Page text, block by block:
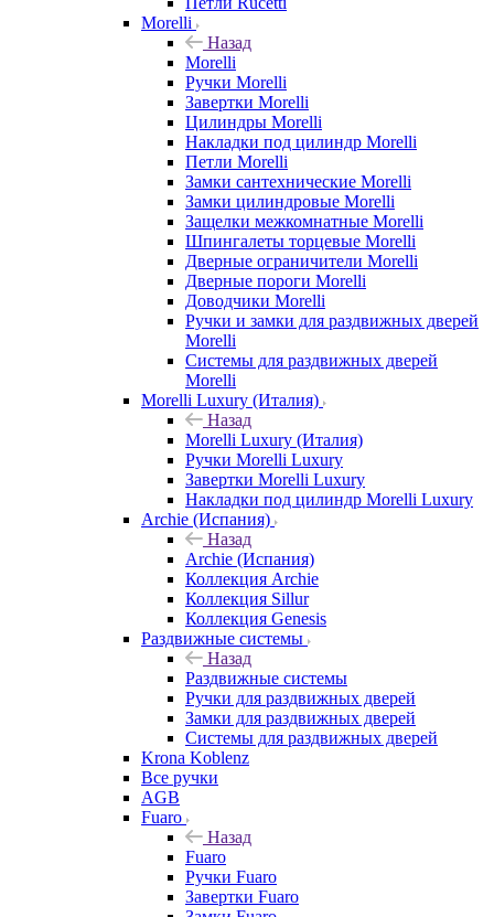
Morelli
Назад
Morelli
Ручки Morelli
Завертки Morelli
Цилиндры Morelli
Накладки под цилиндр Morelli
Петли Morelli
Замки сантехнические Morelli
Замки цилиндровые Morelli
Защелки межкомнатные Morelli
Шпингалеты торцевые Morelli
Дверные ограничители Morelli
Дверные пороги Morelli
Доводчики Morelli
Ручки и замки для раздвижных дверей
Morelli
Системы для раздвижных дверей
Morelli
Morelli Luxury (Италия)
Назад
Morelli Luxury (Италия)
Ручки Morelli Luxury
Завертки Morelli Luxury
Накладки под цилиндр Morelli Luxury
Archie (Испания)
Назад
Archie (Испания)
Коллекция Archie
Коллекция Sillur
Коллекция Genesis
Раздвижные системы
Назад
Раздвижные системы
Ручки для раздвижных дверей
Замки для раздвижных дверей
Системы для раздвижных дверей
Krona Koblenz
Все ручки
AGB
Fuaro
Назад
Fuaro
Ручки Fuaro
Завертки Fuaro